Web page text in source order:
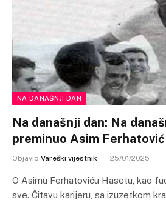
NA DANAŠNJI DAN
Na današnji dan: Na
preminuo Asim
Objavio Vareški vijestnik 25/01/2025
O Asimu Ferhatoviću Hasetu, kao
sve. Čitavu karijeru, sa izuzetkom